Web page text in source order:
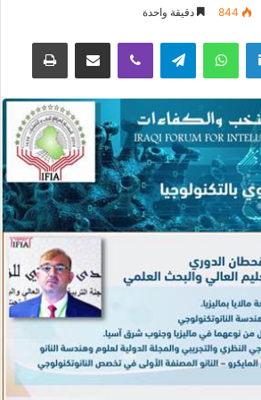
844 دقيقة واحدة
لينكدإن واتساب